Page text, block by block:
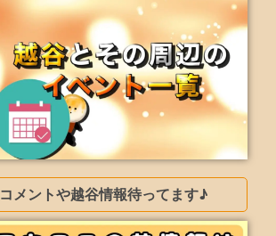
コメントや越谷情報待ってます♪